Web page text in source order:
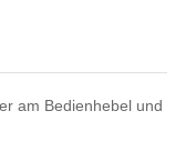
am Bedienhebel und